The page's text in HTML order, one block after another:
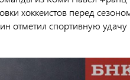
хоккеистов перед
отметил спортивную удачу